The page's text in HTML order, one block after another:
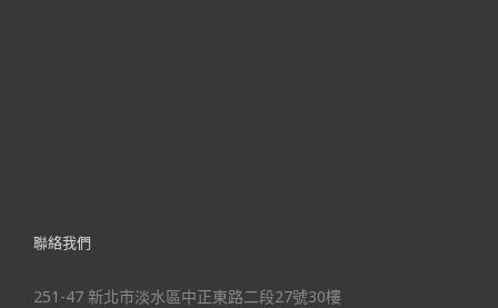
聯絡我們
251-47 新北市淡水區中正東路二段27號30樓